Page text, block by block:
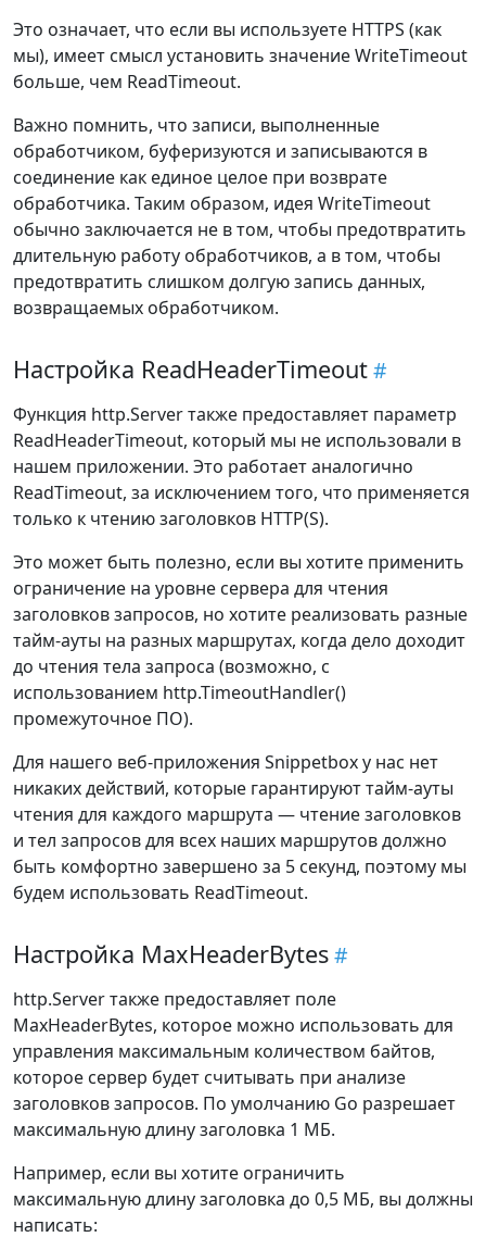
Это означает, что если вы используете HTTPS (как
мы), имеет смысл установить значение WriteTimeout
больше, чем ReadTimeout.
Важно помнить, что записи, выполненные
обработчиком, буферизуются и записываются в
соединение как единое целое при возврате
обработчика. Таким образом, идея WriteTimeout
обычно заключается не в том, чтобы предотвратить
длительную работу обработчиков, а в том, чтобы
предотвратить слишком долгую запись данных,
возвращаемых обработчиком.
Настройка ReadHeaderTimeout
Функция http.Server также предоставляет параметр
ReadHeaderTimeout, который мы не использовали в
нашем приложении. Это работает аналогично
ReadTimeout, за исключением того, что применяется
только к чтению заголовков HTTP(S).
Это может быть полезно, если вы хотите применить
ограничение на уровне сервера для чтения
заголовков запросов, но хотите реализовать разные
тайм-ауты на разных маршрутах, когда дело доходит
до чтения тела запроса (возможно, с
использованием http.TimeoutHandler()
промежуточное ПО).
Для нашего веб-приложения Snippetbox у нас нет
никаких действий, которые гарантируют тайм-ауты
чтения для каждого маршрута — чтение заголовков
и тел запросов для всех наших маршрутов должно
быть комфортно завершено за 5 секунд, поэтому мы
будем использовать ReadTimeout.
Настройка MaxHeaderBytes
http.Server также предоставляет поле
MaxHeaderBytes, которое можно использовать для
управления максимальным количеством байтов,
которое сервер будет считывать при анализе
заголовков запросов. По умолчанию Go разрешает
максимальную длину заголовка 1 МБ.
Например, если вы хотите ограничить
максимальную длину заголовка до 0,5 МБ, вы должны
написать: